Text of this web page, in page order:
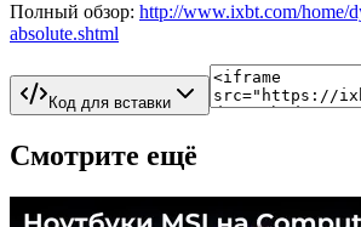
Полный обзор: http://www.ixbt.com/home/
absolute.shtml
Код для вставки
Смотрите ещё